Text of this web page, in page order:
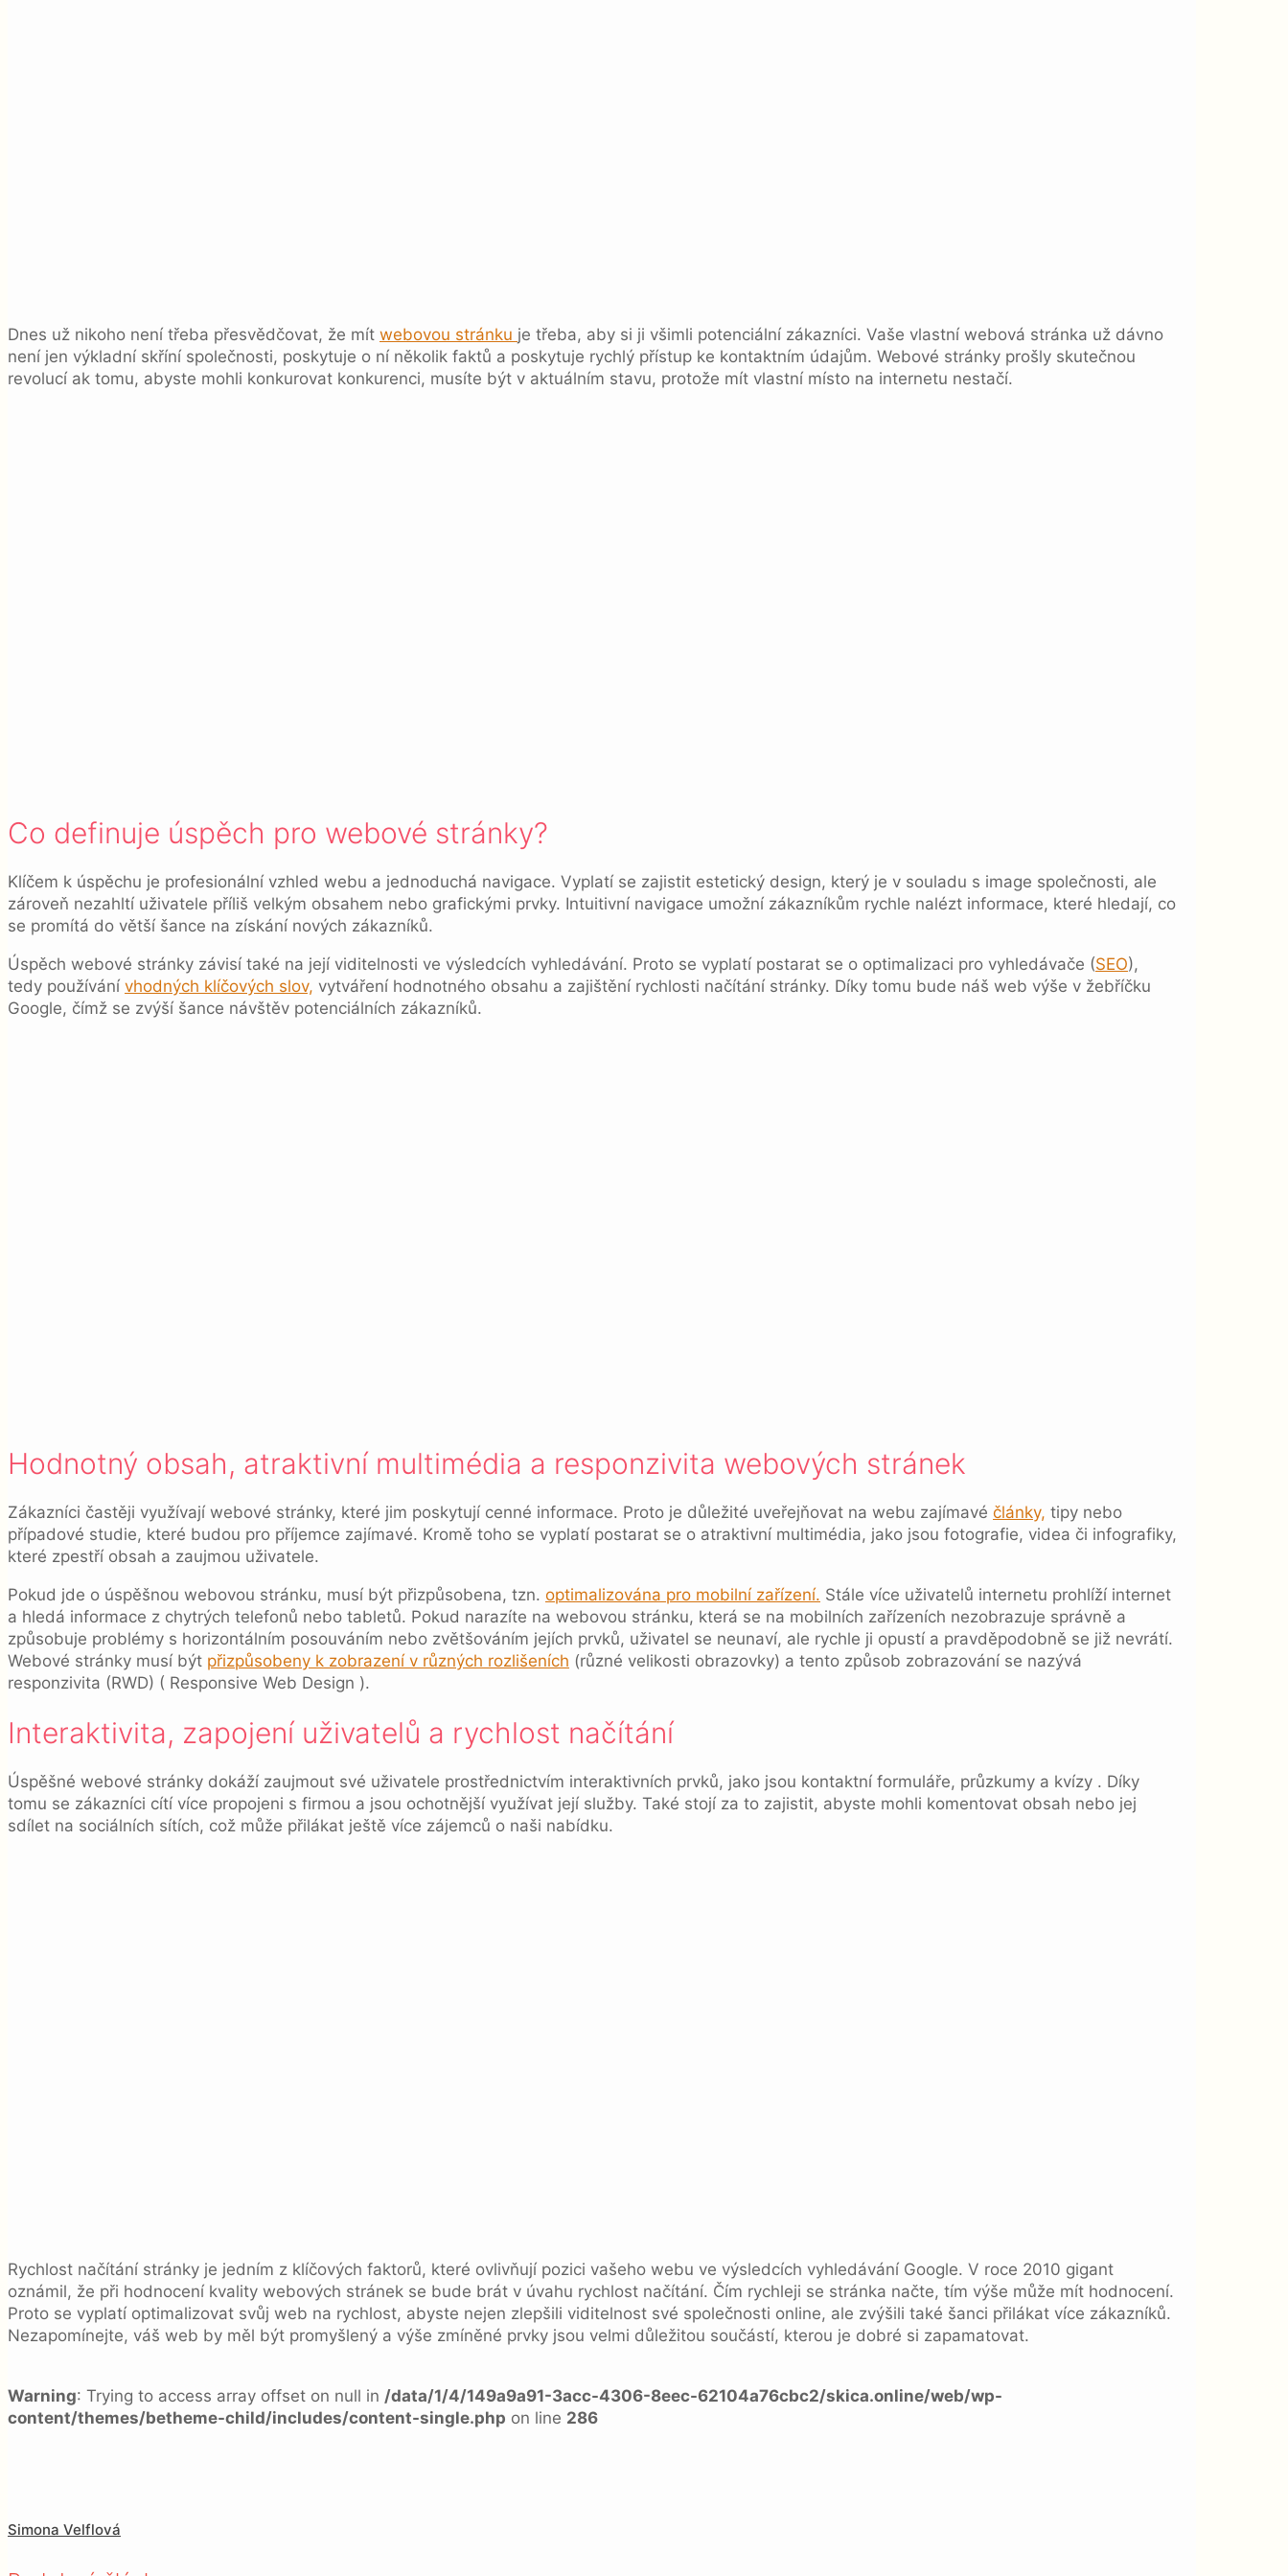
Dnes už nikoho není třeba přesvědčovat, že mít webovou stránku je třeba, aby si ji všimli potenciální zákazníci. Vaše vlastní webová stránka už dávno
není jen výkladní skříní společnosti, poskytuje o ní několik faktů a poskytuje rychlý přístup ke kontaktním údajům. Webové stránky prošly skutečnou
revolucí ak tomu, abyste mohli konkurovat konkurenci, musíte být v aktuálním stavu, protože mít vlastní místo na internetu nestačí.
Co definuje úspěch pro webové stránky?
Klíčem k úspěchu je profesionální vzhled webu a jednoduchá navigace. Vyplatí se zajistit estetický design, který je v souladu s image společnosti, ale
zároveň nezahltí uživatele příliš velkým obsahem nebo grafickými prvky. Intuitivní navigace umožní zákazníkům rychle nalézt informace, které hledají, co
se promítá do větší šance na získání nových zákazníků.
Úspěch webové stránky závisí také na její viditelnosti ve výsledcích vyhledávání. Proto se vyplatí postarat se o optimalizaci pro vyhledávače (SEO),
tedy používání vhodných klíčových slov, vytváření hodnotného obsahu a zajištění rychlosti načítání stránky. Díky tomu bude náš web výše v žebříčku
Google, čímž se zvýší šance návštěv potenciálních zákazníků.
Hodnotný obsah, atraktivní multimédia a responzivita webových stránek
Zákazníci častěji využívají webové stránky, které jim poskytují cenné informace. Proto je důležité uveřejňovat na webu zajímavé články, tipy nebo
případové studie, které budou pro příjemce zajímavé. Kromě toho se vyplatí postarat se o atraktivní multimédia, jako jsou fotografie, videa či infografiky,
které zpestří obsah a zaujmou uživatele.
Pokud jde o úspěšnou webovou stránku, musí být přizpůsobena, tzn. optimalizována pro mobilní zařízení. Stále více uživatelů internetu prohlíží internet
a hledá informace z chytrých telefonů nebo tabletů. Pokud narazíte na webovou stránku, která se na mobilních zařízeních nezobrazuje správně a
způsobuje problémy s horizontálním posouváním nebo zvětšováním jejích prvků, uživatel se neunaví, ale rychle ji opustí a pravděpodobně se již nevrátí.
Webové stránky musí být přizpůsobeny k zobrazení v různých rozlišeních (různé velikosti obrazovky) a tento způsob zobrazování se nazývá
responzivita (RWD) ( Responsive Web Design ).
Interaktivita, zapojení uživatelů a rychlost načítání
Úspěšné webové stránky dokáží zaujmout své uživatele prostřednictvím interaktivních prvků, jako jsou kontaktní formuláře, průzkumy a kvízy . Díky
tomu se zákazníci cítí více propojeni s firmou a jsou ochotnější využívat její služby. Také stojí za to zajistit, abyste mohli komentovat obsah nebo jej
sdílet na sociálních sítích, což může přilákat ještě více zájemců o naši nabídku.
Rychlost načítání stránky je jedním z klíčových faktorů, které ovlivňují pozici vašeho webu ve výsledcích vyhledávání Google. V roce 2010 gigant
oznámil, že při hodnocení kvality webových stránek se bude brát v úvahu rychlost načítání. Čím rychleji se stránka načte, tím výše může mít hodnocení.
Proto se vyplatí optimalizovat svůj web na rychlost, abyste nejen zlepšili viditelnost své společnosti online, ale zvýšili také šanci přilákat více zákazníků.
Nezapomínejte, váš web by měl být promyšlený a výše zmíněné prvky jsou velmi důležitou součástí, kterou je dobré si zapamatovat.
Warning: Trying to access array offset on null in /data/1/4/149a9a91-3acc-4306-8eec-62104a76cbc2/skica.online/web/wp-
content/themes/betheme-child/includes/content-single.php on line 286
Simona Velflová